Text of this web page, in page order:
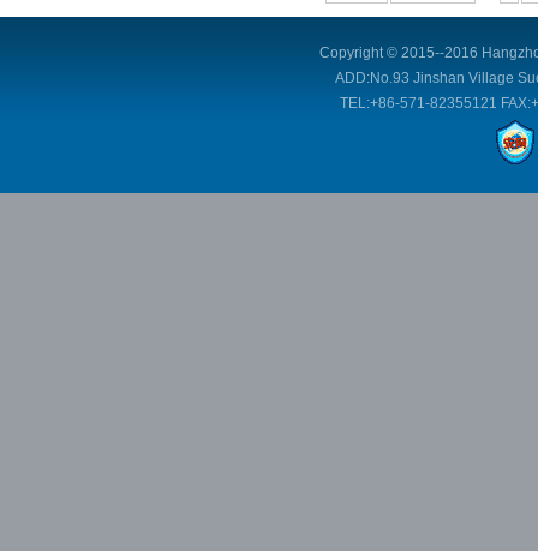
Copyright © 2015--2016
ADD:No.93 Jinshan Village
TEL:+86-571-82355121